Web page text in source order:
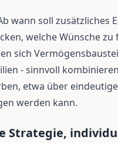
wann soll zusätzliches
welche Wünsche zu
sich
- sinnvoll
etwa über
werden kann.
Strategie,